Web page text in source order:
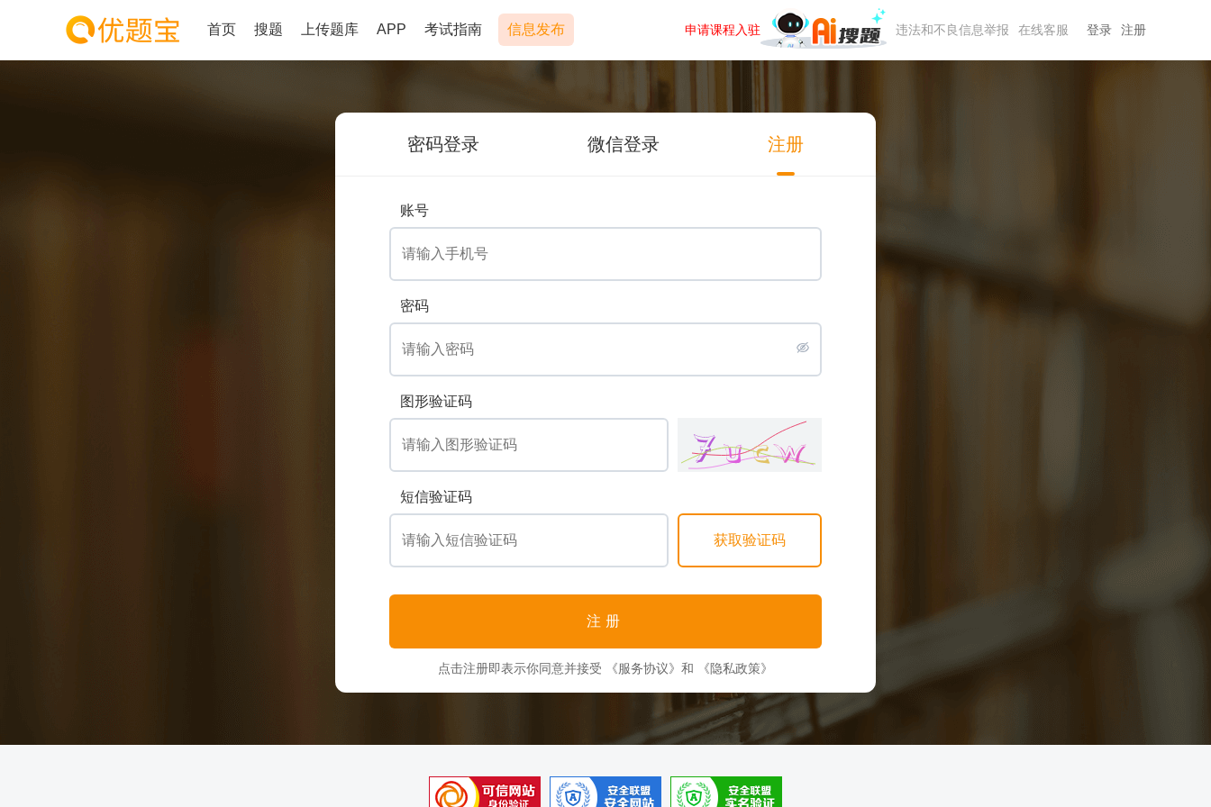
首页 搜题 上传题库 APP 考试指南 信息发布 申请课程入驻 违法和不良信息举报 在线客服 登录 注册
密码登录 微信登录 注册
账号
密码
图形验证码
短信验证码
注册
点击注册即表示你同意并接受 《服务协议》 和 《隐私政策》